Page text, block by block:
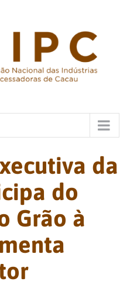
da
do
Grão à